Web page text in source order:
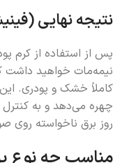
نتیجه نهایی
نیمه‌مات خواهید داشت
کاملاً خشک و پودری.
چهره می‌دهد و به
روز برق ناخواسته روی